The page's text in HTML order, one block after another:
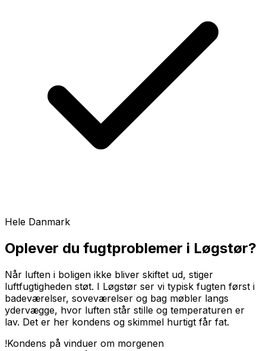
Hele Danmark
Oplever du fugtproblemer i Løgstør?
Når luften i boligen ikke bliver skiftet ud, stiger
luftfugtigheden støt. I Løgstør ser vi typisk fugten først i
badeværelser, soveværelser og bag møbler langs
ydervægge, hvor luften står stille og temperaturen er
lav. Det er her kondens og skimmel hurtigt får fat.
!Kondens på vinduer om morgenen